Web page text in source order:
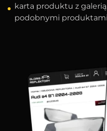
karta produktu z
podobnymi